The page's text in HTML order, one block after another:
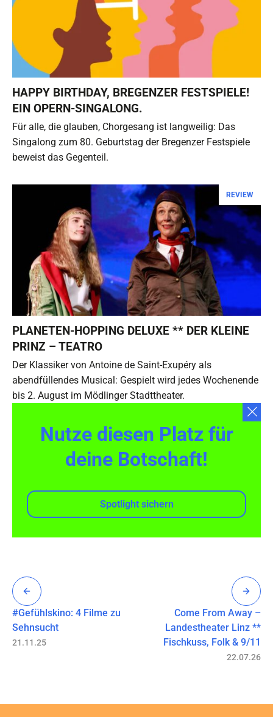
HAPPY BIRTHDAY, BREGENZER FESTSPIELE!
EIN OPERN-SINGALONG.
Für alle, die glauben, Chorgesang ist langweilig: Das
Singalong zum 80. Geburtstag der Bregenzer Festspiele
beweist das Gegenteil.
REVIEW
PLANETEN-HOPPING DELUXE ** DER KLEINE
PRINZ – TEATRO
Der Klassiker von Antoine de Saint-Exupéry als
abendfüllendes Musical: Gespielt wird jedes Wochenende
bis 2. August im Mödlinger Stadttheater.
Nutze diesen Platz für
deine Botschaft!
Spotlight sichern
#Gefühlskino: 4 Filme zu
Sehnsucht
21.11.25
Come From Away –
Landestheater Linz **
Fischkuss, Folk & 9/11
22.07.26